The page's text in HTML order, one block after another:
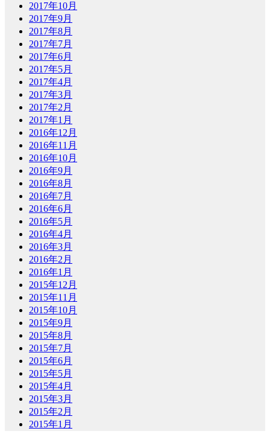
2017年10月
2017年9月
2017年8月
2017年7月
2017年6月
2017年5月
2017年4月
2017年3月
2017年2月
2017年1月
2016年12月
2016年11月
2016年10月
2016年9月
2016年8月
2016年7月
2016年6月
2016年5月
2016年4月
2016年3月
2016年2月
2016年1月
2015年12月
2015年11月
2015年10月
2015年9月
2015年8月
2015年7月
2015年6月
2015年5月
2015年4月
2015年3月
2015年2月
2015年1月